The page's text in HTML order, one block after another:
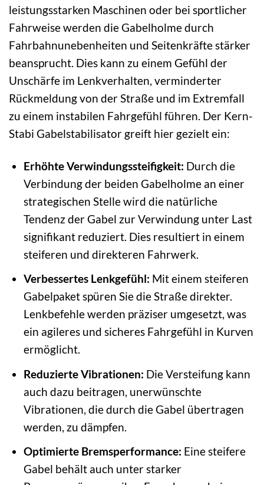
leistungsstarken Maschinen oder bei sportlicher
Fahrweise werden die Gabelholme durch
Fahrbahnunebenheiten und Seitenkräfte stärker
beansprucht. Dies kann zu einem Gefühl der
Unschärfe im Lenkverhalten, verminderter
Rückmeldung von der Straße und im Extremfall
zu einem instabilen Fahrgefühl führen. Der Kern-
Stabi Gabelstabilisator greift hier gezielt ein:
Erhöhte Verwindungssteifigkeit: Durch die
Verbindung der beiden Gabelholme an einer
strategischen Stelle wird die natürliche
Tendenz der Gabel zur Verwindung unter Last
signifikant reduziert. Dies resultiert in einem
steiferen und direkteren Fahrwerk.
Verbessertes Lenkgefühl: Mit einem steiferen
Gabelpaket spüren Sie die Straße direkter.
Lenkbefehle werden präziser umgesetzt, was
ein agileres und sicheres Fahrgefühl in Kurven
ermöglicht.
Reduzierte Vibrationen: Die Versteifung kann
auch dazu beitragen, unerwünschte
Vibrationen, die durch die Gabel übertragen
werden, zu dämpfen.
Optimierte Bremsperformance: Eine steifere
Gabel behält auch unter starker